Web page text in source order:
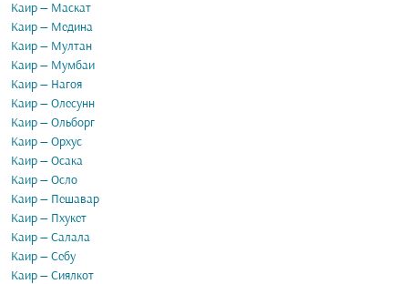
Каир — Маскат
Каир — Медина
Каир — Мултан
Каир — Мумбаи
Каир — Нагоя
Каир — Олесунн
Каир — Ольборг
Каир — Орхус
Каир — Осака
Каир — Осло
Каир — Пешавар
Каир — Пхукет
Каир — Салала
Каир — Себу
Каир — Сиялкот